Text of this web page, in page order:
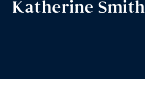
Katherine Smith